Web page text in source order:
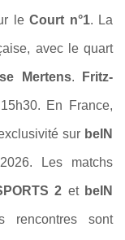
le Court n°1. La
avec le quart
Mertens. Fritz-
En France,
sur beIN
Les matchs
2 et beIN
rencontres sont